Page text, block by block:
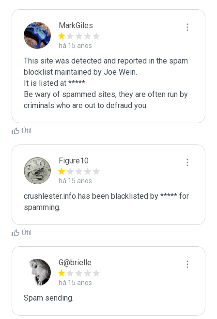
MarkGiles
há 15 anos
This site was detected and reported in the spam
blocklist maintained by Joe Wein.
It is listed at *****
Be wary of spammed sites, they are often run by
criminals who are out to defraud you.
Útil
Figure10
há 15 anos
crushlester.info has been blacklisted by ***** for
spamming.
Útil
G@brielle
há 15 anos
Spam sending.